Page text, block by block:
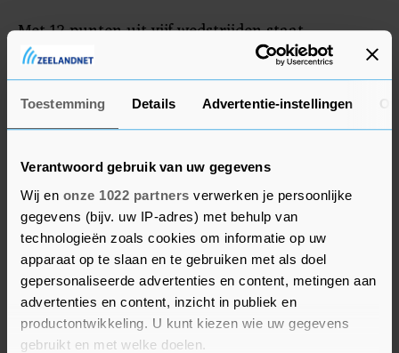
Toestemming Details Advertentie-instellingen
Verantwoord gebruik van uw gegevens
Wij en onze 1022 partners verwerken je persoonlijke
gegevens (bijv. uw IP-adres) met behulp van
technologieën zoals cookies om informatie op uw
apparaat op te slaan en te gebruiken met als doel
gepersonaliseerde advertenties en content, metingen aan
advertenties en content, inzicht in publiek en
productontwikkeling. U kunt kiezen wie uw gegevens
gebruikt en met welke doelen.
Met 12 punten uit vijf wedstrijden staat
Feyenoord op de vierde plaats in de Eredivisie. De
ploeg van Slot boekte vorige week een
overtuigende zege in de topper tegen PSV (0-4).
Feyenoord heeft met een wedstrijd minder
gespeeld 4 punten achterstand op koploper Ajax.